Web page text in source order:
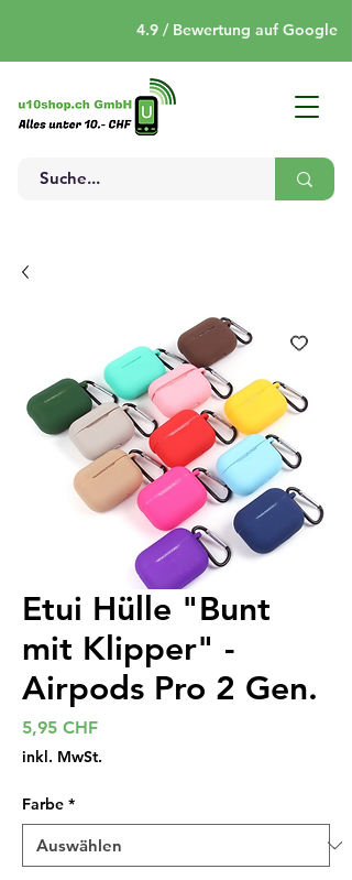
4.9 / Bewertung auf Google
Etui Hülle "Bunt
mit Klipper" -
Airpods Pro 2 Gen.
5,95 CHFPreis
inkl. MwSt.
Farbe *